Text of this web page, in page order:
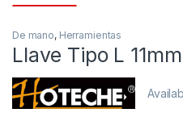
De mano, Herramientas
Llave Tipo L 11mm